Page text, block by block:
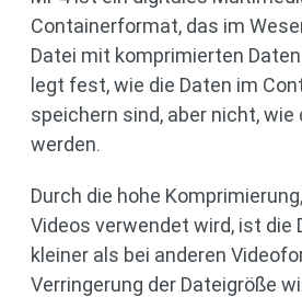
Containerformat, das im
Datei mit komprimierten
legt fest, wie die Daten im
speichern sind, aber nicht, wie
werden.
Durch die hohe
Videos verwendet wird, ist die
kleiner als bei anderen
Verringerung der Dateigröße